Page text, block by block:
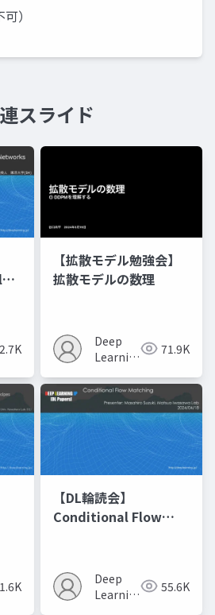
）
スライド
【拡散モデル勉強会】
拡散モデルの数理
Deep
Learning
71.9K
【DL輪読会】
Conditional Flow
Deep
Learning
55.6K